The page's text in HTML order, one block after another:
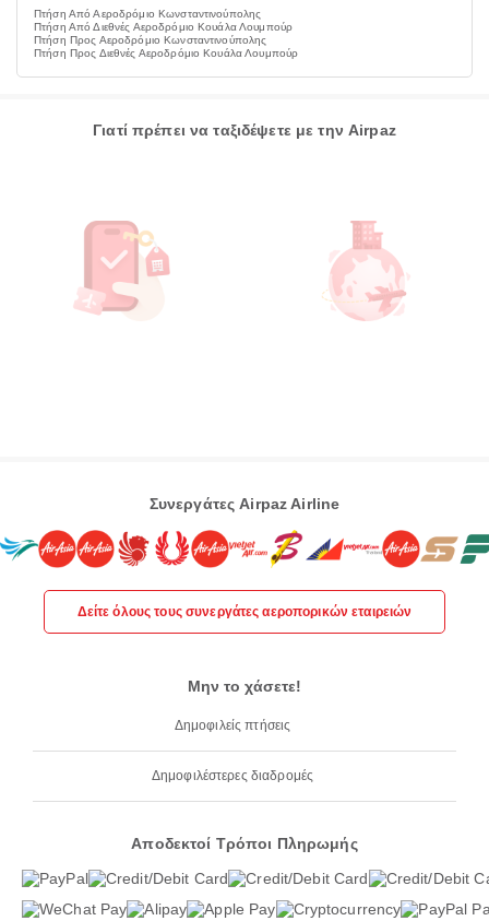
Πτήση Από Αεροδρόμιο Κωνσταντινούπολης
Πτήση Από Διεθνές Αεροδρόμιο Κουάλα Λουμπούρ
Πτήση Προς Αεροδρόμιο Κωνσταντινούπολης
Πτήση Προς Διεθνές Αεροδρόμιο Κουάλα Λουμπούρ
Γιατί πρέπει να ταξιδέψετε με την Airpaz
Συνεργάτες Airpaz Airline
Δείτε όλους τους συνεργάτες αεροπορικών εταιρειών
Μην το χάσετε!
Δημοφιλείς πτήσεις
Δημοφιλέστερες διαδρομές
Αποδεκτοί Τρόποι Πληρωμής